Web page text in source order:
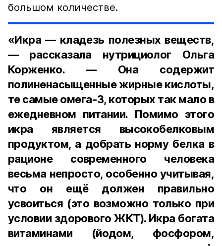
большом количестве.
«Икра — кладезь полезных веществ,
— рассказала нутрициолог Ольга
Корженко. — Она содержит
полиненасыщенные жирные кислоты,
те самые омега-3, которых так мало в
ежедневном питании. Помимо этого
икра является высокобелковым
продуктом, а добрать норму белка в
рационе современного человека
весьма непросто, особенно учитывая,
что он ещё должен правильно
усвоиться (это возможно только при
условии здорового ЖКТ). Икра богата
витаминами (йодом, фосфором,